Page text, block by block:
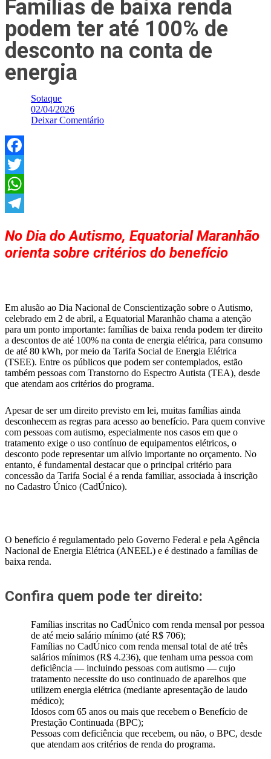
Famílias de baixa renda
podem ter até 100% de
desconto na conta de
energia
Sotaque
02/04/2026
Deixar Comentário
Facebook
Twitter
WhatsApp
No Dia do Autismo, Equatorial Maranhão
orienta sobre critérios do benefício
Em alusão ao Dia Nacional de Conscientização sobre o Autismo,
celebrado em 2 de abril, a Equatorial Maranhão chama a atenção
para um ponto importante: famílias de baixa renda podem ter direito
a descontos de até 100% na conta de energia elétrica, para consumo
de até 80 kWh, por meio da Tarifa Social de Energia Elétrica
(TSEE). Entre os públicos que podem ser contemplados, estão
também pessoas com Transtorno do Espectro Autista (TEA), desde
que atendam aos critérios do programa.
Apesar de ser um direito previsto em lei, muitas famílias ainda
desconhecem as regras para acesso ao benefício. Para quem convive
com pessoas com autismo, especialmente nos casos em que o
tratamento exige o uso contínuo de equipamentos elétricos, o
desconto pode representar um alívio importante no orçamento. No
entanto, é fundamental destacar que o principal critério para
concessão da Tarifa Social é a renda familiar, associada à inscrição
no Cadastro Único (CadÚnico).
O benefício é regulamentado pelo Governo Federal e pela Agência
Nacional de Energia Elétrica (ANEEL) e é destinado a famílias de
baixa renda.
Confira quem pode ter direito:
Famílias inscritas no CadÚnico com renda mensal por pessoa
de até meio salário mínimo (até R$ 706);
Famílias no CadÚnico com renda mensal total de até três
salários mínimos (R$ 4.236), que tenham uma pessoa com
deficiência — incluindo pessoas com autismo — cujo
tratamento necessite do uso continuado de aparelhos que
utilizem energia elétrica (mediante apresentação de laudo
médico);
Idosos com 65 anos ou mais que recebem o Benefício de
Prestação Continuada (BPC);
Pessoas com deficiência que recebem, ou não, o BPC, desde
que atendam aos critérios de renda do programa.